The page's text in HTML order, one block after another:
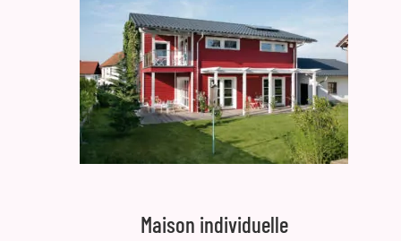
Maison individuelle